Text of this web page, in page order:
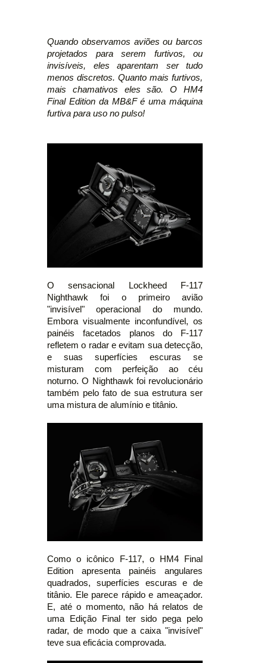
Quando observamos aviões ou barcos
projetados para serem furtivos, ou
invisíveis, eles aparentam ser tudo
menos discretos. Quanto mais furtivos,
mais chamativos eles são. O HM4
Final Edition da MB&F é uma máquina
furtiva para uso no pulso!
O sensacional Lockheed F-117
Nighthawk foi o primeiro avião
"invisível" operacional do mundo.
Embora visualmente inconfundível, os
painéis facetados planos do F-117
refletem o radar e evitam sua detecção,
e suas superfícies escuras se
misturam com perfeição ao céu
noturno. O Nighthawk foi revolucionário
também pelo fato de sua estrutura ser
uma mistura de alumínio e titânio.
Como o icônico F-117, o HM4 Final
Edition apresenta painéis angulares
quadrados, superfícies escuras e de
titânio. Ele parece rápido e ameaçador.
E, até o momento, não há relatos de
uma Edição Final ter sido pega pelo
radar, de modo que a caixa "invisível"
teve sua eficácia comprovada.